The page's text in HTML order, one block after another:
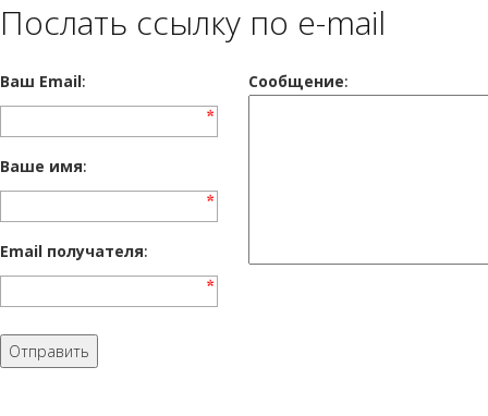
Послать ссылку по e-mail
Ваш Email: Cообщение:
Ваше имя:
Email получателя: